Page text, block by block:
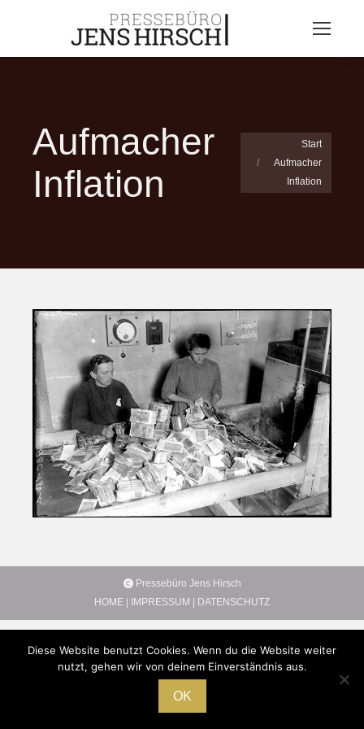
Aufmacher
Inflation
Sie befinden sich
hier:
Start
Aufmacher
Inflation
Pressebüro Jens Hirsch
HOME
IMPRESSUM DATENSCHUTZ
Diese Website benutzt Cookies. Wenn du die Website weiter
nutzt, gehen wir von deinem Einverständnis aus.
OK